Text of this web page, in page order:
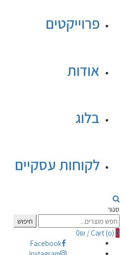
פרוייקטים
אודות
בלוג
לקוחות עסקיים
סגור
Search
for:
חיפוש
Cart (o) 0
/
0₪
Facebook